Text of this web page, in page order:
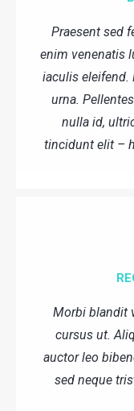
Praesent sed
enim venenatis
iaculis eleifend.
urna.
nulla id,
tincidunt elit –
Morbi blandit
cursus ut.
auctor leo
sed neque